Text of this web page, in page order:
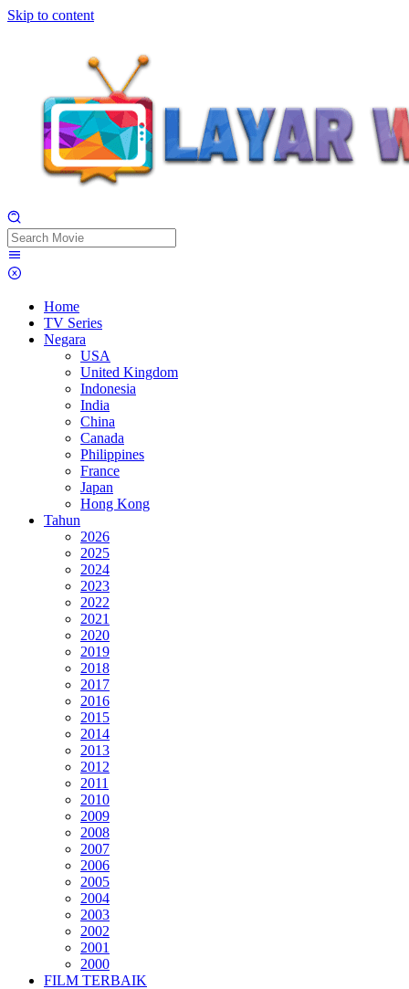
Skip to content
Home
TV Series
Negara
USA
United Kingdom
Indonesia
India
China
Canada
Philippines
France
Japan
Hong Kong
Tahun
2026
2025
2024
2023
2022
2021
2020
2019
2018
2017
2016
2015
2014
2013
2012
2011
2010
2009
2008
2007
2006
2005
2004
2003
2002
2001
2000
FILM TERBAIK